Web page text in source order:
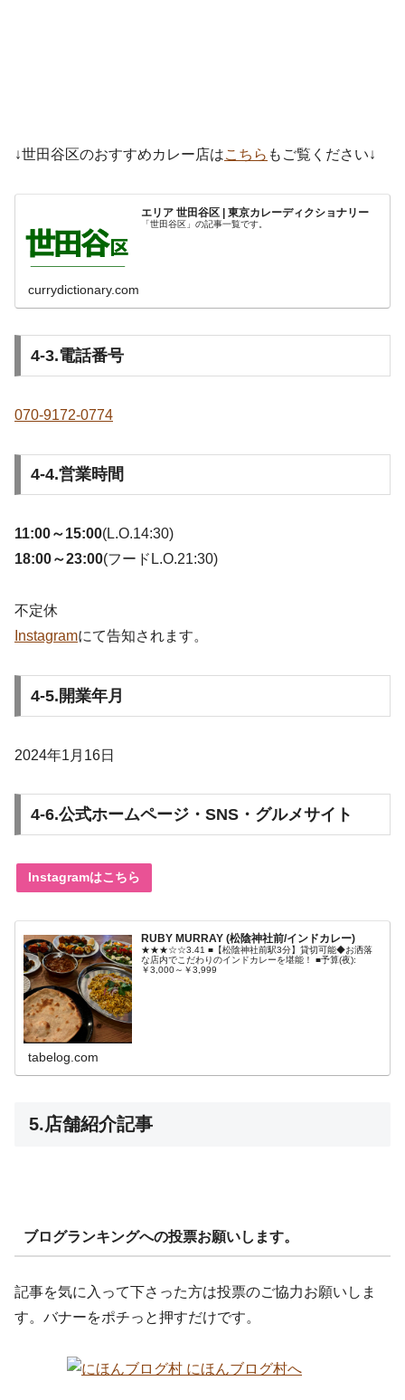
↓世田谷区のおすすめカレー店はこちら もご覧ください↓
エリア 世田谷区 | 東京カレーディクショナリー
「世田谷区」の記事一覧です。
currydictionary.com
4-3.電話番号
070-9172-0774
4-4.営業時間
11:00～15:00(L.O.14:30)
18:00～23:00(フードL.O.21:30)
不定休
Instagramにて告知されます。
4-5.開業年月
2024年1月16日
4-6.公式ホームページ・SNS・グルメサイト
Instagramはこちら
RUBY MURRAY (松陰神社前/インドカレー)
★★★☆☆3.41 ■【松陰神社前駅3分】貸切可能◆お洒落
な店内でこだわりのインドカレーを堪能！ ■予算(夜):
￥3,000～￥3,999
tabelog.com
5.店舗紹介記事
ブログランキングへの投票お願いします。
記事を気に入って下さった方は投票のご協力お願いしま
す。バナーをポチっと押すだけです。